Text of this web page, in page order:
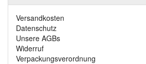
Versandkosten
Datenschutz
Unsere AGBs
Widerruf
Verpackungsverordnung